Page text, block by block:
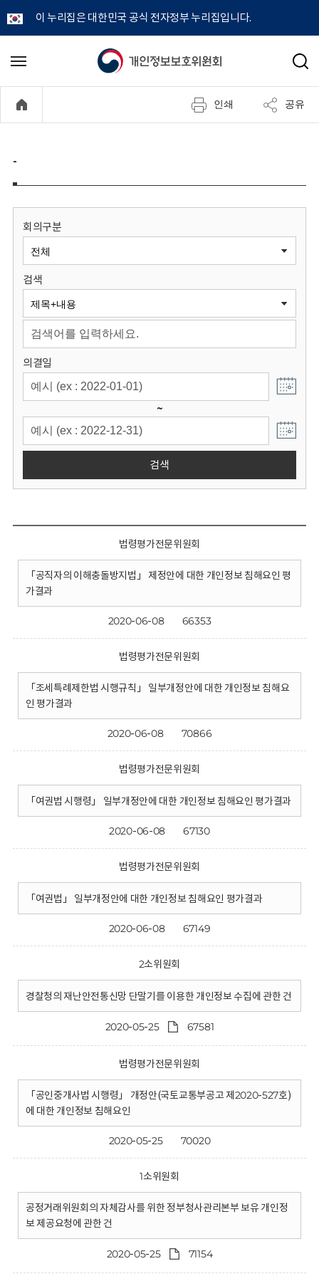
이 누리집은 대한민국 공식 전자정부 누리집입니다.
개
정
보
원
회
메
기
검
인쇄 공유
-
회의구분
검색
의결일
~
검색
법령평가전문위원회
「공직자의 이해충돌방지법」 제정안에 대한 개인정보 침해요인 평
가결과
2020-06-08 66353
법령평가전문위원회
「조세특례제한법 시행규칙」 일부개정안에 대한 개인정보 침해요
인 평가결과
2020-06-08 70866
법령평가전문위원회
「여권법 시행령」 일부개정안에 대한 개인정보 침해요인 평가결과
2020-06-08 67130
법령평가전문위원회
「여권법」 일부개정안에 대한 개인정보 침해요인 평가결과
2020-06-08 67149
2소위원회
경찰청의 재난안전통신망 단말기를 이용한 개인정보 수집에 관한 건
2020-05-25 67581
법령평가전문위원회
「공인중개사법 시행령」 개정안(국토교통부공고 제2020-527호)
에 대한 개인정보 침해요인
2020-05-25 70020
1소위원회
공정거래위원회의 자체감사를 위한 정부청사관리본부 보유 개인정
보 제공요청에 관한 건
2020-05-25 71154